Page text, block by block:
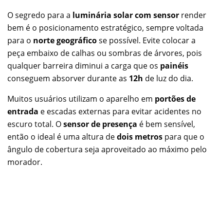
O segredo para a luminária solar com sensor render
bem é o posicionamento estratégico, sempre voltada
para o norte geográficose possível. Evite colocar a
peça embaixo de calhas ou sombras de árvores, pois
qualquer barreira diminui a carga que os painéis
conseguem absorver durante as 12h de luz do dia.
Muitos usuários utilizam o aparelho em portões de
entrada e escadas externas para evitar acidentes no
escuro total. Osensor de presença é bem sensível,
então o ideal é uma altura dedois metros para que o
ângulo de cobertura seja aproveitado ao máximo pelo
morador.